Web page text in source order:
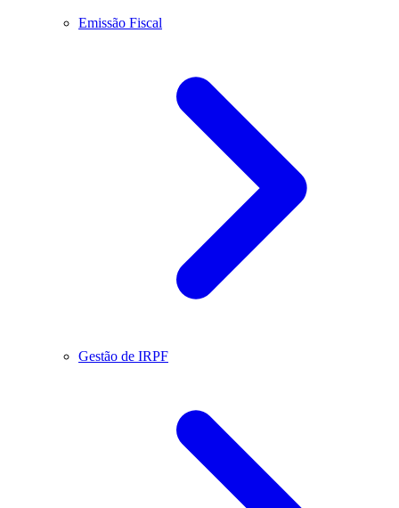
Emissão Fiscal
Gestão de IRPF